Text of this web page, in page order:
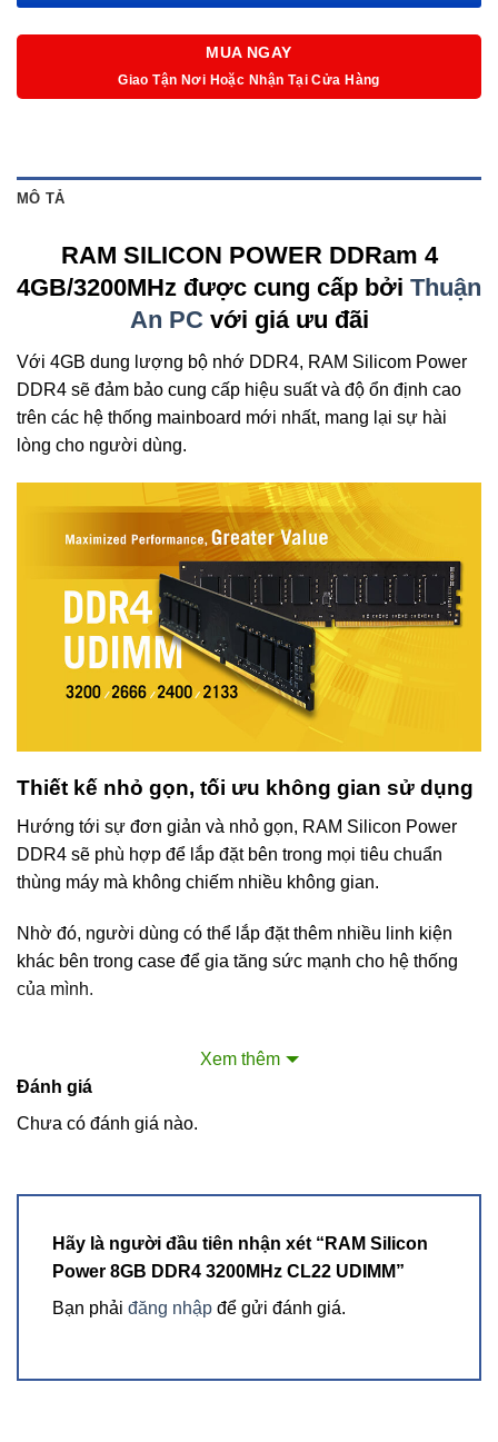
MUA NGAY
Giao Tận Nơi Hoặc Nhận Tại Cửa Hàng
MÔ TẢ
RAM SILICON POWER DDRam 4
4GB/3200MHz được cung cấp bởi Thuận
An PC với giá ưu đãi
Với 4GB dung lượng bộ nhớ DDR4, RAM Silicom Power
DDR4 sẽ đảm bảo cung cấp hiệu suất và độ ổn định cao
trên các hệ thống mainboard mới nhất, mang lại sự hài
lòng cho người dùng.
Thiết kế nhỏ gọn, tối ưu không gian sử dụng
Hướng tới sự đơn giản và nhỏ gọn, RAM Silicon Power
DDR4 sẽ phù hợp để lắp đặt bên trong mọi tiêu chuẩn
thùng máy mà không chiếm nhiều không gian.
Nhờ đó, người dùng có thể lắp đặt thêm nhiều linh kiện
khác bên trong case để gia tăng sức mạnh cho hệ thống
của mình.
Xem thêm
Đánh giá
Chưa có đánh giá nào.
Hãy là người đầu tiên nhận xét “RAM Silicon
Power 8GB DDR4 3200MHz CL22 UDIMM”
Bạn phải đăng nhập để gửi đánh giá.